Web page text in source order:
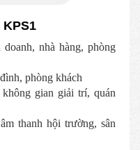
nhà hàng, phòng
phòng khách
gian giải trí, quán
thanh hội trường, sân